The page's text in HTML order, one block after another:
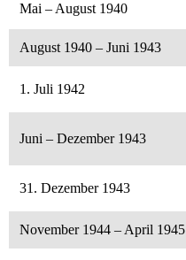
Mai – August 1940
August 1940 – Juni 1943
1. Juli 1942
Juni – Dezember 1943
31. Dezember 1943
November 1944 – April 1945